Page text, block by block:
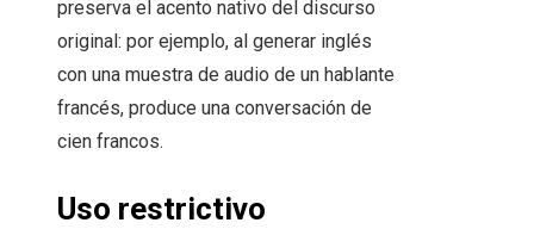
preserva el acento nativo del discurso
original: por ejemplo, al generar inglés
con una muestra de audio de un hablante
francés, produce una conversación de
cien francos.
Uso restrictivo